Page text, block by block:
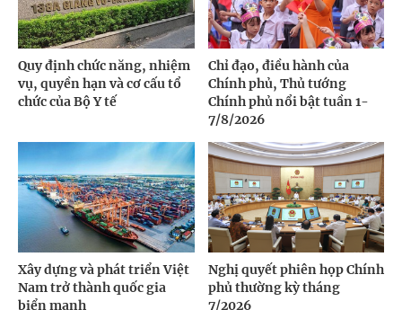
Quy định chức năng, nhiệm
vụ, quyền hạn và cơ cấu tổ
chức của Bộ Y tế
Chỉ đạo, điều hành của
Chính phủ, Thủ tướng
Chính phủ nổi bật tuần 1-
7/8/2026
Xây dựng và phát triển Việt
Nam trở thành quốc gia
biển mạnh
Nghị quyết phiên họp Chính
phủ thường kỳ tháng
7/2026